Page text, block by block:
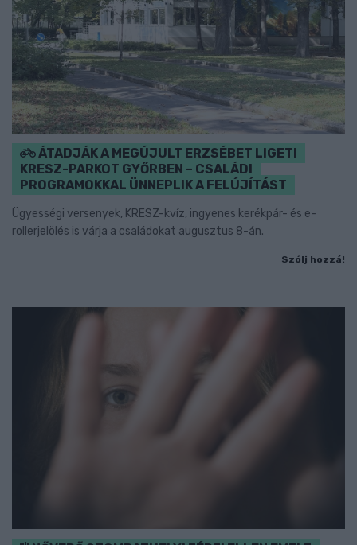
ÁTADJÁK A MEGÚJULT ERZSÉBET LIGETI
KRESZ-PARKOT GYŐRBEN – CSALÁDI
PROGRAMOKKAL ÜNNEPLIK A FELÚJÍTÁST
Ügyességi versenyek, KRESZ-kvíz, ingyenes kerékpár- és e-
rollerjelölés is várja a családokat augusztus 8-án.
Szólj hozzá!